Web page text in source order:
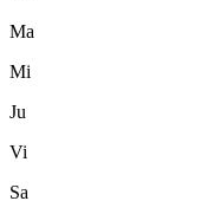
Ma
Mi
Ju
Vi
Sa